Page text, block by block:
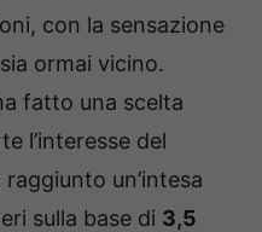
con la sensazione
ormai vicino.
fatto una scelta
l’interesse del
un’intesa
sulla base di 3,5